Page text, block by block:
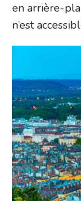
en arrière-
n’est